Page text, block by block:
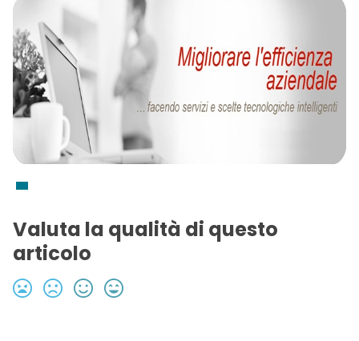
Valuta la qualità di questo
articolo